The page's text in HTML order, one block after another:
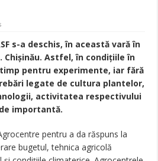
s-a deschis, în această vară în
Chişinău. Astfel, în condiţiile în
pentru experimente, iar fără
legate de cultura plantelor,
activitatea respectivului
importantă.
pentru a da răspuns la
bugetul, tehnica agricolă